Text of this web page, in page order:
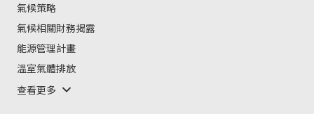
氣候策略
氣候相關財務揭露
能源管理計畫
溫室氣體排放
查看更多